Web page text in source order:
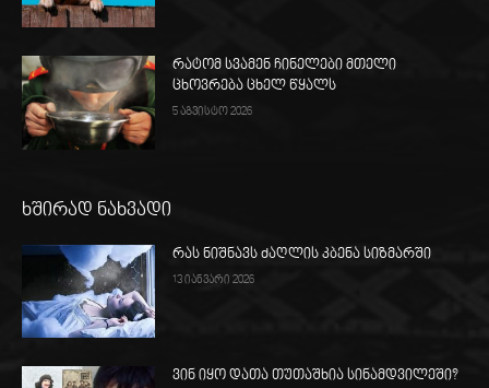
რატომ სვამენ ჩინელები მთელი
ცხოვრება ცხელ წყალს
5 აგვისტო 2026
ხშირად ნახვადი
რას ნიშნავს ძაღლის კბენა სიზმარში
13 იანვარი 2026
ვინ იყო დათა თუთაშხია სინამდვილეში?